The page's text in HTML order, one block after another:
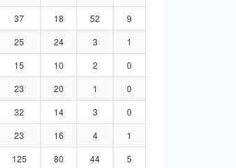
37 18 52
9
25 24 3
1
15 10 2
0
23 20 1
0
32 14 3
0
23 16 4
1
125 80 44
5